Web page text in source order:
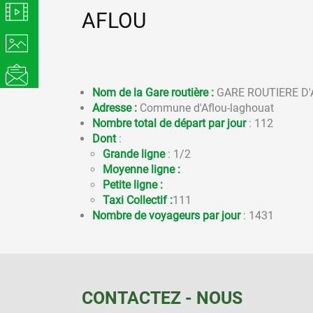
AFLOU
Nom de la Gare routière : GARE ROUTIERE
Adresse : Commune d'Aflou-laghouat
Nombre total de départ par jour: 112
Dont :
Grande ligne: 1/2
Moyenne ligne :
Petite ligne :
Taxi Collectif :111
Nombre de voyageurs par jour : 1431
CONTACTEZ - NOUS